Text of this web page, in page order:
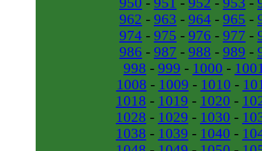
962 - 963 - 964 - 965 -
974 - 975 - 976 - 977 -
986 - 987 - 988 - 989 -
998 - 999 - 1000 -
1008 - 1009 - 1010 -
1018 - 1019 - 1020 -
1028 - 1029 - 1030 -
1038 - 1039 - 1040 -